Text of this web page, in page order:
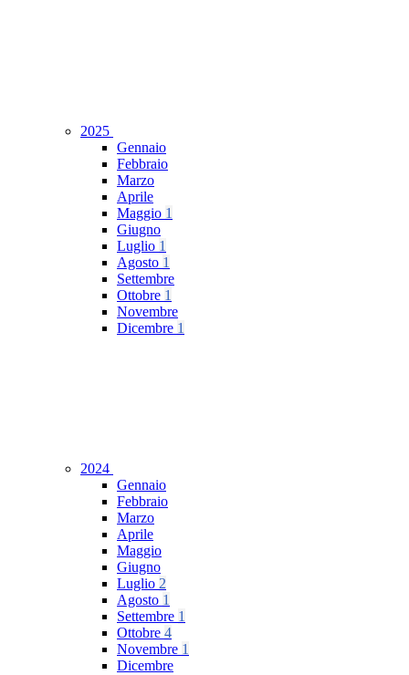
2025
Gennaio
Febbraio
Marzo
Aprile
Maggio 1
Giugno
Luglio 1
Agosto 1
Settembre
Ottobre 1
Novembre
Dicembre 1
2024
Gennaio
Febbraio
Marzo
Aprile
Maggio
Giugno
Luglio 2
Agosto 1
Settembre 1
Ottobre 4
Novembre 1
Dicembre